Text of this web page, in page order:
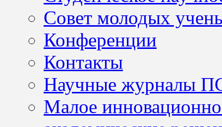
Совет молодых
Конференции
Контакты
Научные журналы
Малое